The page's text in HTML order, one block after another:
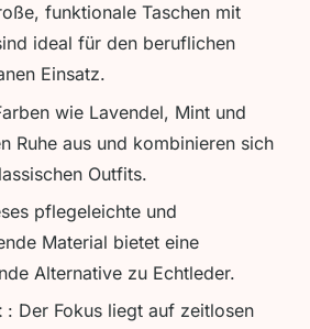
funktionale Taschen mit
ideal für den beruflichen
Einsatz.
wie Lavendel, Mint und
Ruhe aus und kombinieren sich
Outfits.
pflegeleichte und
Material bietet eine
Alternative zu Echtleder.
: Der Fokus liegt auf zeitlosen